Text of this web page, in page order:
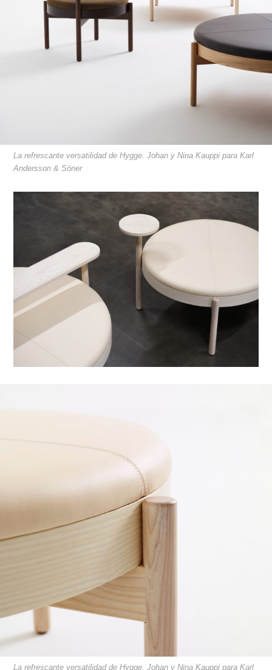
La refrescante versatilidad de Hygge. Johan y Nina Kauppi para Karl
Andersson & Söner
La refrescante versatilidad de Hygge. Johan y Nina Kauppi para Karl